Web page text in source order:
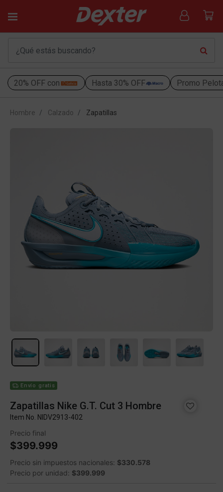
20% OFF con Hasta 30% OFF Promo
Hombre Calzado Zapatillas
Envío gratis
Zapatillas Nike G.T. Cut 3 Hombre
Item No. NIDV2913-402
Precio final
$399.999
Precio sin impuestos nacionales: $330.578
Precio por unidad: $399.999